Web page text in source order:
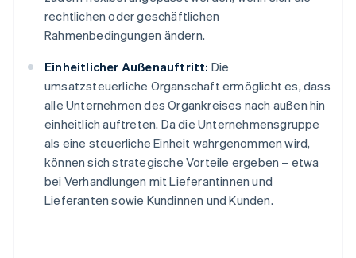
rechtlichen oder geschäftlichen
Rahmenbedingungen ändern.
Einheitlicher Außenauftritt: Die
umsatzsteuerliche Organschaft ermöglicht es, dass
alle Unternehmen des Organkreises nach außen hin
einheitlich auftreten. Da die Unternehmensgruppe
als eine steuerliche Einheit wahrgenommen wird,
können sich strategische Vorteile ergeben – etwa
bei Verhandlungen mit Lieferantinnen und
Lieferanten sowie Kundinnen und Kunden.